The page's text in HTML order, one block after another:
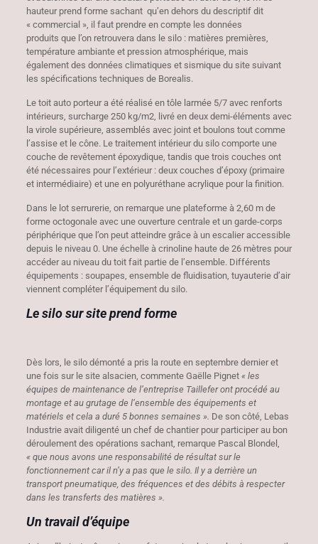
hauteur prend forme sachant qu’en dehors du descriptif dit
« commercial », il faut prendre en compte les données
produits que l’on retrouvera dans le silo : matières premières,
température ambiante et pression atmosphérique, mais
également des données climatiques et sismique du site suivant
les spécifications techniques de Borealis.
Le toit auto porteur a été réalisé en tôle larmée 5/7 avec renforts
intérieurs, surcharge 250 kg/m2, livré en deux demi-éléments avec
la virole supérieure, assemblés avec joint et boulons tout comme
l’assise et le cône. Le traitement intérieur du silo comporte une
couche de revêtement époxydique, tandis que trois couches ont
été nécessaires pour l’extérieur : deux couches d’époxy (primaire
et intermédiaire) et une en polyuréthane acrylique pour la finition.
Dans le lot serrurerie, on remarque une plateforme à 2,60 m de
forme octogonale avec une ouverture centrale et un garde-corps
périphérique que l’on peut atteindre grâce à un escalier accessible
depuis le niveau 0. Une échelle à crinoline haute de 26 mètres pour
accéder au niveau du toit fait partie de l’ensemble. Différents
équipements : soupapes, ensemble de fluidisation, tuyauterie d’air
viennent compléter l’équipement du silo.
Le silo sur site prend forme
Dès lors, le silo démonté a pris la route en septembre dernier et
une fois sur le site alsacien, commente Gaëlle Pignet « les
équipes de maintenance de l’entreprise Taillefer ont procédé au
montage et au grutage de l’ensemble des équipements et
matériels et cela a duré 5 bonnes semaines ». De son côté, Lebas
Industrie avait diligenté un chef de chantier pour participer au bon
déroulement des opérations sachant, remarque Pascal Blondel,
« que nous avons une responsabilité de résultat sur le
fonctionnement car il n’y a pas que le silo. Il y a derrière un
transport pneumatique, des fréquences et des débits à respecter
dans les transferts des matières ».
Un travail d’équipe